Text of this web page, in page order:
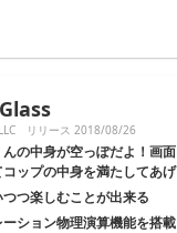
リリース 2018/08/26
んの中身が空っぽだよ！画
ップの中身を満たしてあ
つ楽しむことが出来る
ーション物理演算機能を搭載